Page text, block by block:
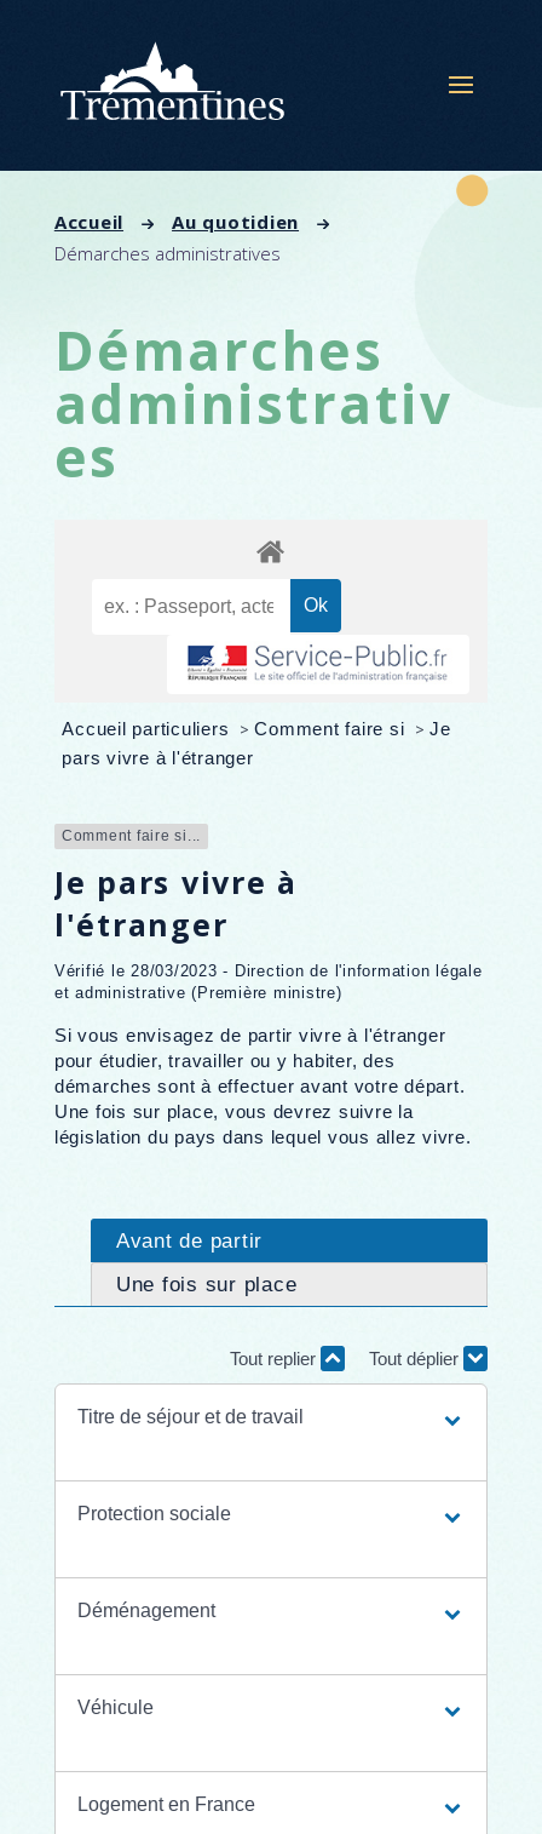
Accueil
Au quotidien
Démarches administratives
Démarches
administrativ
es
Accueil particuliers > Comment faire si > Je
pars vivre à l'étranger
Comment faire si...
Je pars vivre à
l'étranger
Vérifié le 28/03/2023 - Direction de l'information légale
et administrative (Première ministre)
Si vous envisagez de partir vivre à l'étranger
pour étudier, travailler ou y habiter, des
démarches sont à effectuer avant votre départ.
Une fois sur place, vous devrez suivre la
législation du pays dans lequel vous allez vivre.
Avant de partir
Une fois sur place
Tout replier Tout déplier
Titre de séjour et de travail
Protection sociale
Déménagement
Véhicule
Logement en France